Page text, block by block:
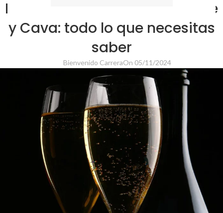
Diferencias entre Champagne
y Cava: todo lo que necesitas
saber
Bienvenido CarreraOn 05/11/2024